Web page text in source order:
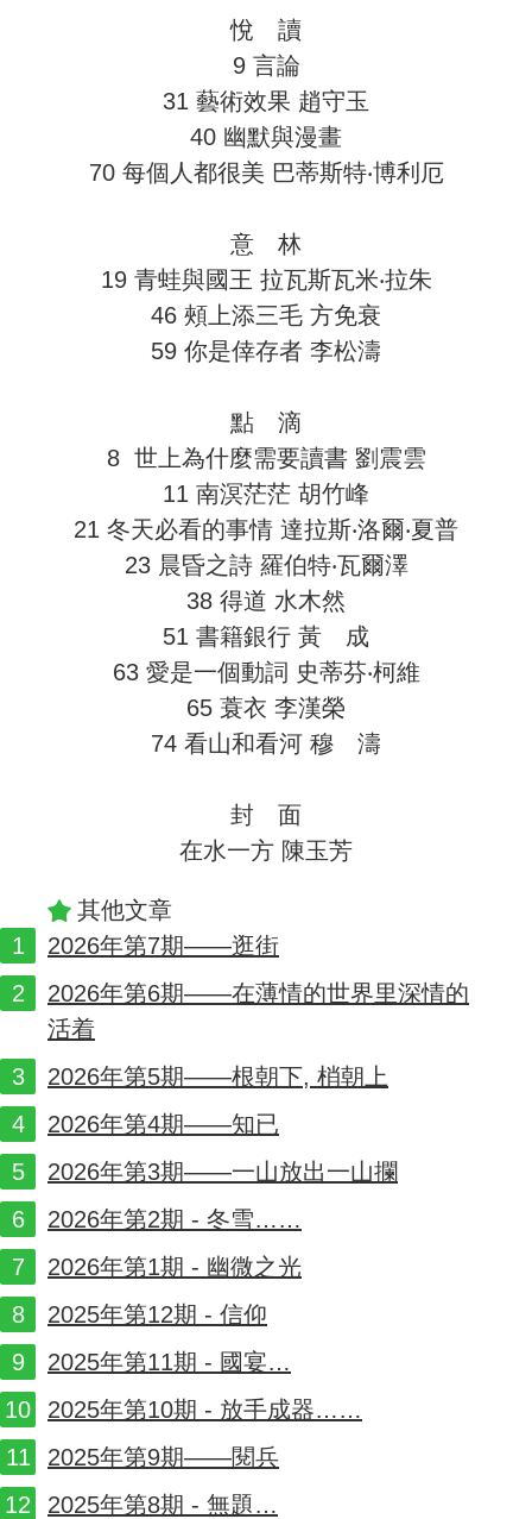
悅 讀
9 言論
31 藝術效果 趙守玉
40 幽默與漫畫
70 每個人都很美 巴蒂斯特‧博利厄
意 林
19 青蛙與國王 拉瓦斯瓦米‧拉朱
46 頰上添三毛 方免衰
59 你是倖存者 李松濤
點 滴
8 世上為什麼需要讀書 劉震雲
11 南溟茫茫 胡竹峰
21 冬天必看的事情 達拉斯‧洛爾‧夏普
23 晨昏之詩 羅伯特‧瓦爾澤
38 得道 水木然
51 書籍銀行 黃 成
63 愛是一個動詞 史蒂芬‧柯維
65 蓑衣 李漢榮
74 看山和看河 穆 濤
封 面
在水一方 陳玉芳
其他文章
2026年第7期——逛街
2026年第6期——在薄情的世界里深情的
活着
2026年第5期——根朝下, 梢朝上
2026年第4期——知已
2026年第3期——一山放出一山攔
2026年第2期 - 冬雪……
2026年第1期 - 幽微之光
2025年第12期 - 信仰
2025年第11期 - 國宴…
2025年第10期 - 放手成器……
2025年第9期——閱兵
2025年第8期 - 無題…